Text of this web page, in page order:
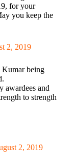
for your
you keep the
2, 2019
Kumar being
awardees and
to strength
2, 2019